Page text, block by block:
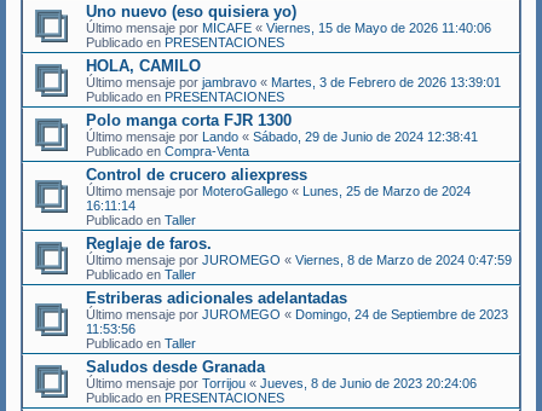
Uno nuevo (eso quisiera yo)
Último mensaje por MICAFE « Viernes, 15 de Mayo de 2026 11:40:06
Publicado en PRESENTACIONES
HOLA, CAMILO
Último mensaje por jambravo « Martes, 3 de Febrero de 2026 13:39:01
Publicado en PRESENTACIONES
Polo manga corta FJR 1300
Último mensaje por Lando « Sábado, 29 de Junio de 2024 12:38:41
Publicado en Compra-Venta
Control de crucero aliexpress
Último mensaje por MoteroGallego « Lunes, 25 de Marzo de 2024
16:11:14
Publicado en Taller
Reglaje de faros.
Último mensaje por JUROMEGO « Viernes, 8 de Marzo de 2024 0:47:59
Publicado en Taller
Estriberas adicionales adelantadas
Último mensaje por JUROMEGO « Domingo, 24 de Septiembre de 2023
11:53:56
Publicado en Taller
Saludos desde Granada
Último mensaje por Torrijou « Jueves, 8 de Junio de 2023 20:24:06
Publicado en PRESENTACIONES